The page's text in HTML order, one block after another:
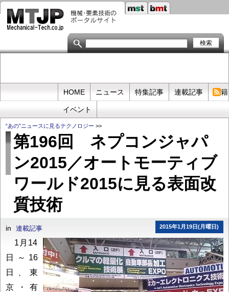
メ
イ
テ
HOME ニュース 特集記事 連載記事 書
イベント
“あの”ニュースに見るテクノロジー >>
第196回 ネプコンジャパ
ン2015／オートモーティブ
ワールド2015に見る表面改
質技術
2015年1月19日(月曜日)
in 連載記事
1月14
日～16
日、東
京・有